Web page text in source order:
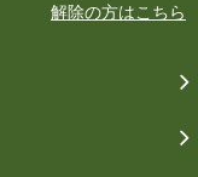
解除の方はこちら